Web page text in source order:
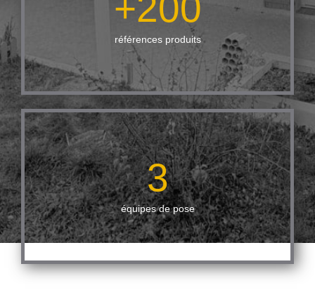
références produits
3
équipes de pose